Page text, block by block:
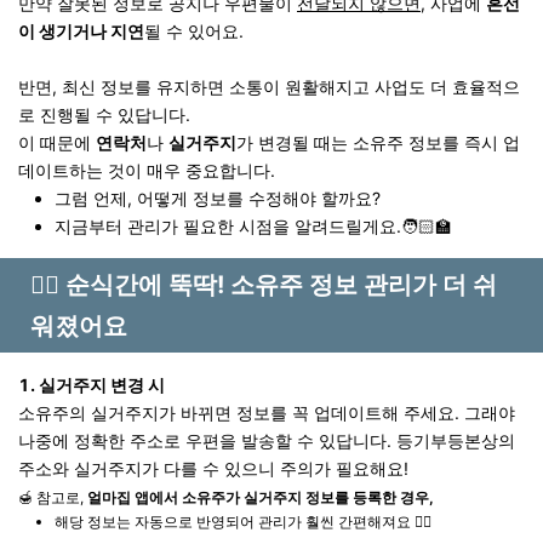
이 생기거나 지연될 수 있어요.
반면, 최신 정보를 유지하면 소통이 원활해지고 사업도 더 효율적으
로 진행될 수 있답니다.
이 때문에 연락처나 실거주지가 변경될 때는 소유주 정보를 즉시 업
데이트하는 것이 매우 중요합니다.
그럼 언제, 어떻게 정보를 수정해야 할까요?
지금부터 관리가 필요한 시점을 알려드릴게요.🧑🏻‍🏫
🧞‍♂️ 순식간에 뚝딱! 소유주 정보 관리가 더 쉬
워졌어요
1. 실거주지 변경 시
소유주의 실거주지가 바뀌면 정보를 꼭 업데이트해 주세요. 그래야
나중에 정확한 주소로 우편을 발송할 수 있답니다. 등기부등본상의
주소와 실거주지가 다를 수 있으니 주의가 필요해요!
🍯 참고로, 얼마집 앱에서 소유주가 실거주지 정보를 등록한 경우,
해당 정보는 자동으로 반영되어 관리가 훨씬 간편해져요 👍🏻